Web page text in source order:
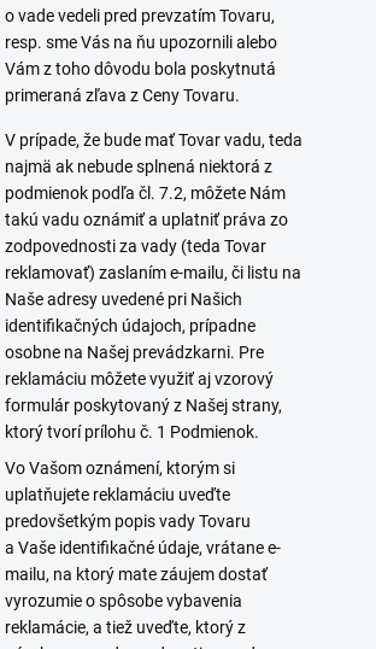
o vade vedeli pred prevzatím Tovaru,
resp. sme Vás na ňu upozornili alebo
Vám z toho dôvodu bola poskytnutá
primeraná zľava z Ceny Tovaru.
V prípade, že bude mať Tovar vadu, teda
najmä ak nebude splnená niektorá z
podmienok podľa čl. 7.2, môžete Nám
takú vadu oznámiť a uplatniť práva zo
zodpovednosti za vady (teda Tovar
reklamovať) zaslaním e-mailu, či listu na
Naše adresy uvedené pri Našich
identifikačných údajoch, prípadne
osobne na Našej prevádzkarni. Pre
reklamáciu môžete využiť aj vzorový
formulár poskytovaný z Našej strany,
ktorý tvoríprílohu č. 1 Podmienok.
Vo Vašom oznámení, ktorým si
uplatňujete reklamáciu uveďte
predovšetkým popis vady Tovaru
a Vaše identifikačné údaje, vrátane e-
mailu, na ktorý mate záujem dostať
vyrozumie o spôsobe vybavenia
reklamácie, a tiež uveďte, ktorý z